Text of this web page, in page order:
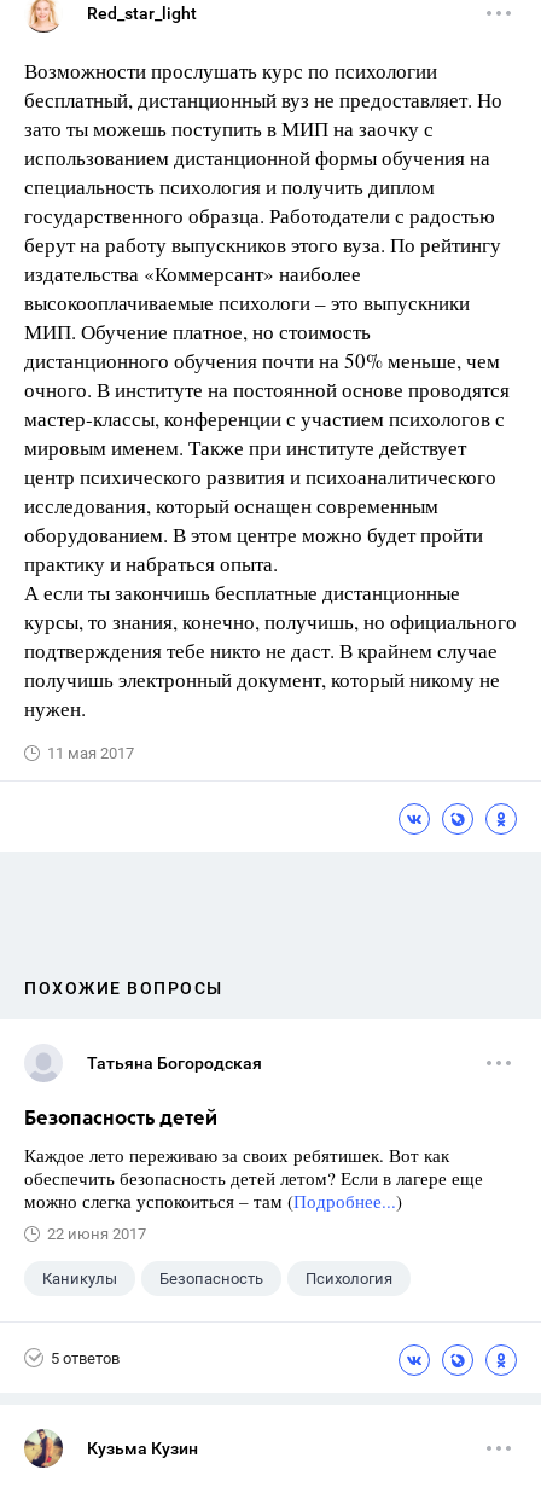
Red_star_light
Возможности прослушать курс по психологии
бесплатный, дистанционный вуз не предоставляет. Но
зато ты можешь поступить в МИП на заочку с
использованием дистанционной формы обучения на
специальность психология и получить диплом
государственного образца. Работодатели с радостью
берут на работу выпускников этого вуза. По рейтингу
издательства «Коммерсант» наиболее
высокооплачиваемые психологи – это выпускники
МИП. Обучение платное, но стоимость
дистанционного обучения почти на 50% меньше, чем
очного. В институте на постоянной основе проводятся
мастер-классы, конференции с участием психологов с
мировым именем. Также при институте действует
центр психического развития и психоаналитического
исследования, который оснащен современным
оборудованием. В этом центре можно будет пройти
практику и набраться опыта.
А если ты закончишь бесплатные дистанционные
курсы, то знания, конечно, получишь, но официального
подтверждения тебе никто не даст. В крайнем случае
получишь электронный документ, который никому не
нужен.
11 мая 2017
ПОХОЖИЕ ВОПРОСЫ
Татьяна Богородская
Безопасность детей
Каждое лето переживаю за своих ребятишек. Вот как
обеспечить безопасность детей летом? Если в лагере еще
можно слегка успокоиться – там (Подробнее...)
22 июня 2017
Каникулы Безопасность Психология
5 ответов
Кузьма Кузин